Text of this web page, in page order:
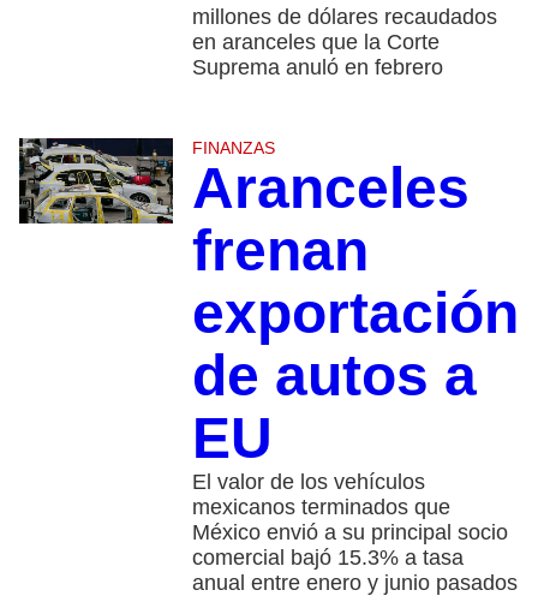
millones de dólares recaudados
en aranceles que la Corte
Suprema anuló en febrero
FINANZAS
Aranceles
frenan
exportación
de autos a
EU
El valor de los vehículos
mexicanos terminados que
México envió a su principal socio
comercial bajó 15.3% a tasa
anual entre enero y junio pasados